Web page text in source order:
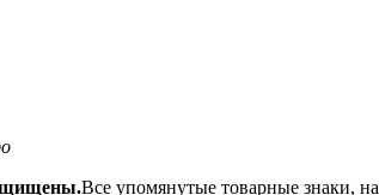
Все упомянутые товарные знаки,